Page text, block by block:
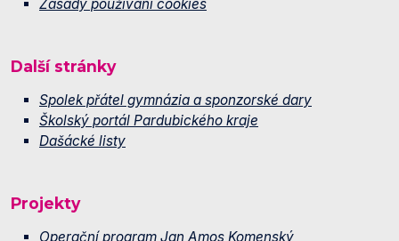
Zásady používání cookies
Další stránky
Spolek přátel gymnázia a sponzorské dary
Školský portál Pardubického kraje
Dašácké listy
Projekty
Operační program Jan Amos Komenský